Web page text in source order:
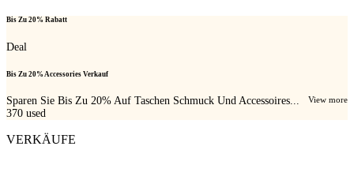
Bis Zu 20% Rabatt
Deal
Bis Zu 20% Accessories Verkauf
Sparen Sie Bis Zu 20% Auf Taschen Schmuck Und Accessoires... View more
370 used
VERKÄUFE